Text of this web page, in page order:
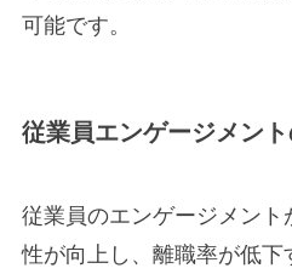
可能です。
従業員エンゲージメン
従業員のエンゲージメント
性が向上し、離職率が低下